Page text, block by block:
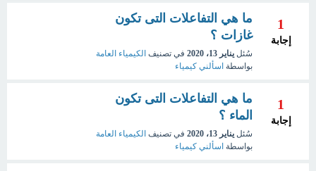
1
إجابة
ما هي التفاعلات التى تكون
غازات ؟
سُئل يناير 13، 2020 في تصنيف الكيمياء العامة
بواسطة اسألني كيمياء
1
إجابة
ما هي التفاعلات التى تكون
الماء ؟
سُئل يناير 13، 2020 في تصنيف الكيمياء العامة
بواسطة اسألني كيمياء